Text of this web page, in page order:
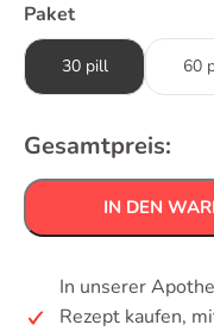
Paket
30 pill 60
Gesamtpreis:
IN DEN
In unserer
Rezept kaufen,